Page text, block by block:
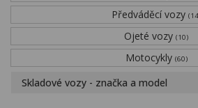
Financování
Novinky
Předváděcí vozy
Ojeté vozy (10)
Motocykly (60)
Skladové vozy - značka a model